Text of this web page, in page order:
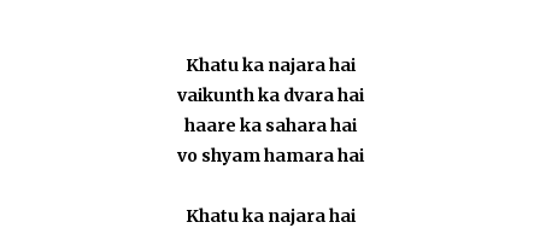
Khatu ka najara hai
vaikunth ka dvara hai
haare ka sahara hai
vo shyam hamara hai
Khatu ka najara hai